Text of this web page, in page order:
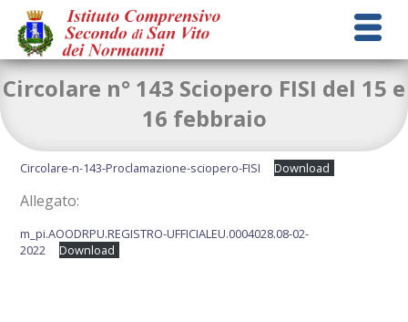
Circolare n° 143 Sciopero FISI del 15 e
16 febbraio
Circolare-n-143-Proclamazione-sciopero-FISI Download
Allegato:
m_pi.AOODRPU.REGISTRO-UFFICIALEU.0004028.08-02-
2022
Download